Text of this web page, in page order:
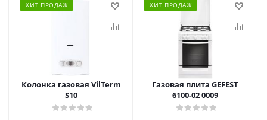
ХИТ ПРОДАЖ
Колонка газовая VilTerm
S10
ХИТ ПРОДАЖ
Газовая плита GEFEST
6100-02 0009